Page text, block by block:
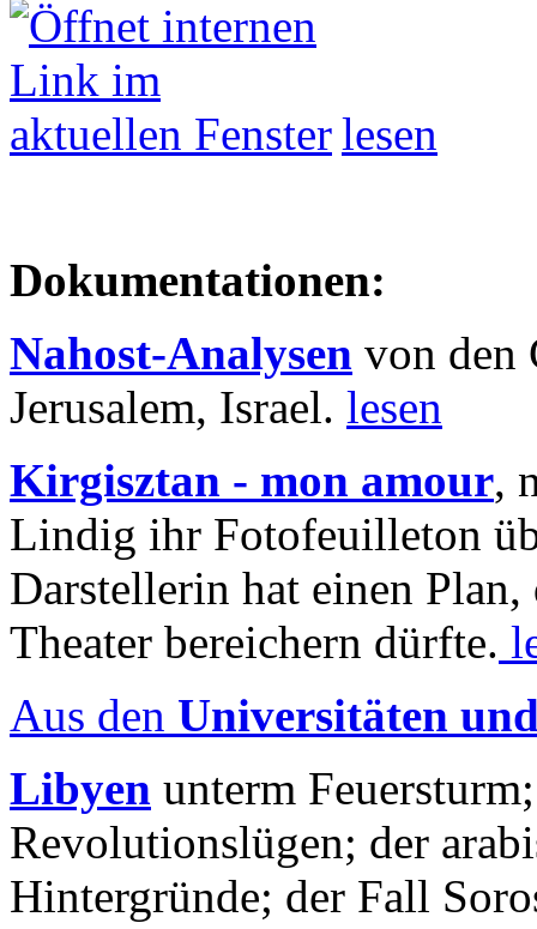
lesen
Dokumentationen:
Nahost-Analysen von den
Jerusalem, Israel. lesen
Kirgisztan - mon amour,
Lindig ihr Fotofeuilleton
Darstellerin hat einen Plan,
Theater bereichern dürfte.
Aus den Universitäten
Libyen unterm
Revolutionslügen; der
Hintergründe; der Fall